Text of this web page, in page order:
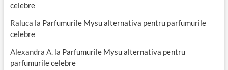
celebre
Raluca la Parfumurile Mysu alternativa pentru parfumurile
celebre
Alexandra A.la Parfumurile Mysu alternativa pentru
parfumurile celebre